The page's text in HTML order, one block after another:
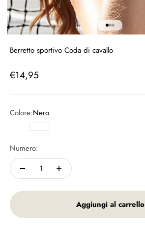
All'articolo 1
All'articolo 2
All'articolo 3
Berretto sportivo Coda di cavallo
Prezzo speciale
€14,95
Colore:Nero
Nero Bianco
Numero:
Aggiungi al carrello